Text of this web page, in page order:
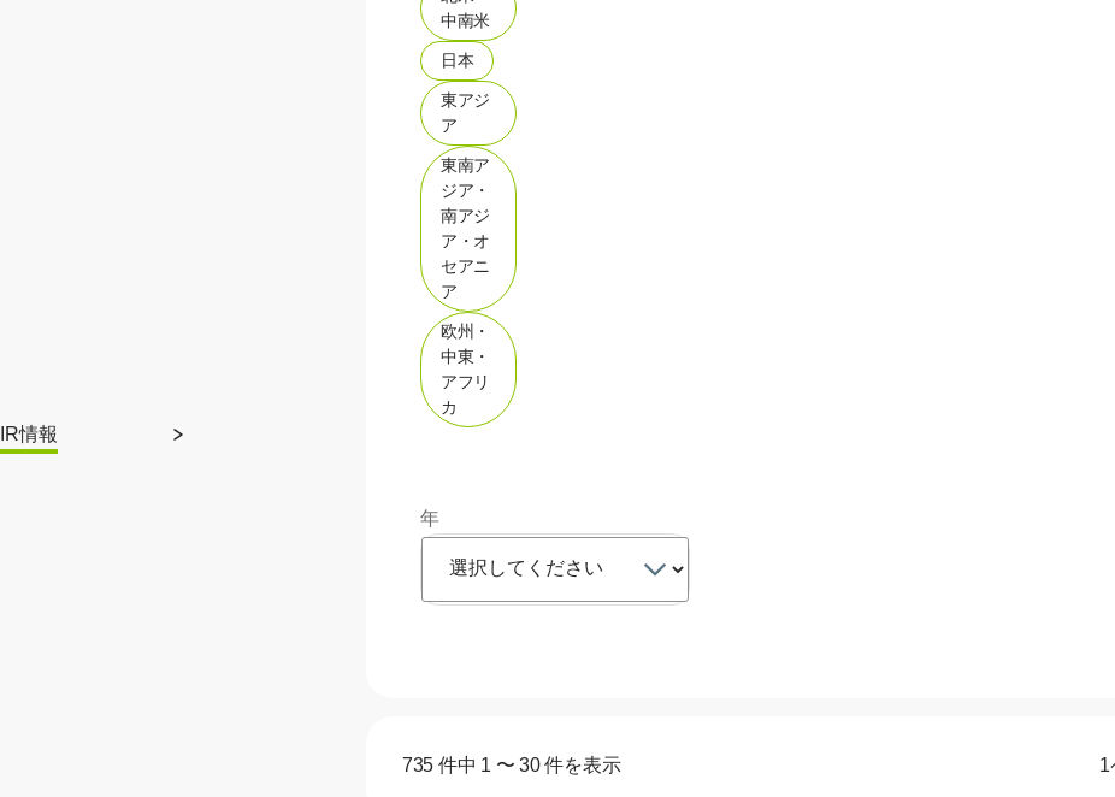
IR情報
中南米
日本
東アジ
ア
東南ア
ジア・
南アジ
ア・オ
セアニ
ア
欧州・
中東・
アフリ
カ
年
735 件中 1 〜 30 件を表示 1